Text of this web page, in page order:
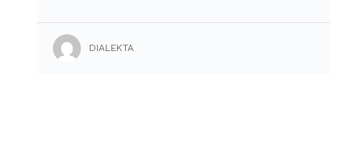
DIALEKTA